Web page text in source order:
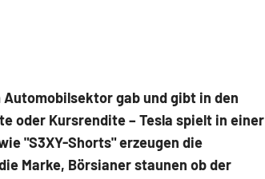
gab und gibt in den
oder Kursrendite – Tesla spielt in einer
"S3XY-Shorts" erzeugen die
Marke, Börsianer staunen ob der